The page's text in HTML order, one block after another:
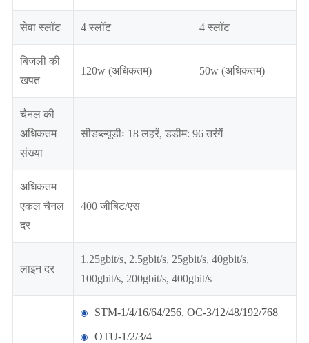
सेवा स्लॉट 4 स्लॉट 4 स्लॉट
बिजली की
खपत
120w (अधिकतम) 50w (अधिकतम)
चैनल की
अधिकतम
संख्या
सीडब्ल्यूडीः 18 लहरें, डडीम: 96 तरंगें
अधिकतम
एकल चैनल
दर
400 जीबिट/एस
लाइन दर
1.25gbit/s, 2.5gbit/s, 25gbit/s, 40gbit/s,
100gbit/s, 200gbit/s, 400gbit/s
STM-1/4/16/64/256, OC-3/12/48/192/768
OTU-1/2/3/4